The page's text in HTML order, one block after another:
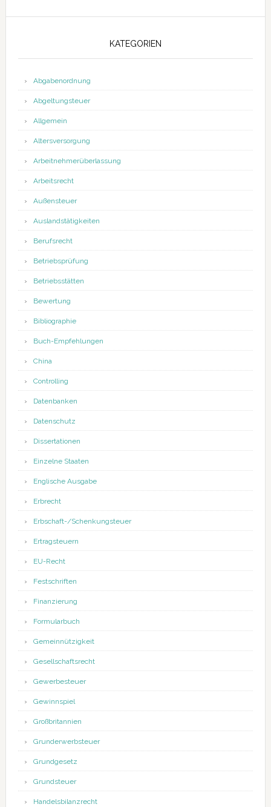
KATEGORIEN
Abgabenordnung
Abgeltungsteuer
Allgemein
Altersversorgung
Arbeitnehmerüberlassung
Arbeitsrecht
Außensteuer
Auslandstätigkeiten
Berufsrecht
Betriebsprüfung
Betriebsstätten
Bewertung
Bibliographie
Buch-Empfehlungen
China
Controlling
Datenbanken
Datenschutz
Dissertationen
Einzelne Staaten
Englische Ausgabe
Erbrecht
Erbschaft-/Schenkungsteuer
Ertragsteuern
EU-Recht
Festschriften
Finanzierung
Formularbuch
Gemeinnützigkeit
Gesellschaftsrecht
Gewerbesteuer
Gewinnspiel
Großbritannien
Grunderwerbsteuer
Grundgesetz
Grundsteuer
Handelsbilanzrecht